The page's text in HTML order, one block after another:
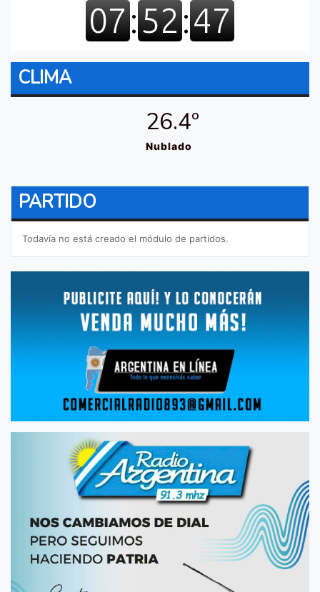
CLIMA
26.4º
Nublado
PARTIDO
Todavía no está creado el módulo de partidos.